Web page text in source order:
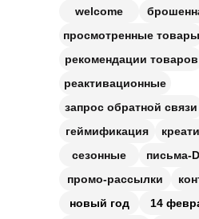
welcome
просмотренные товары
рекомендации товаров
реактивационные
запрос обратной связи
геймификация
сезонные
письма-
промо-рассылки
новый год
14